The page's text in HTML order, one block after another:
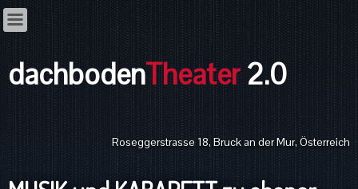
dachbodenTheater2.0
Roseggerstrasse 18, Bruck an der Mur, Österreich